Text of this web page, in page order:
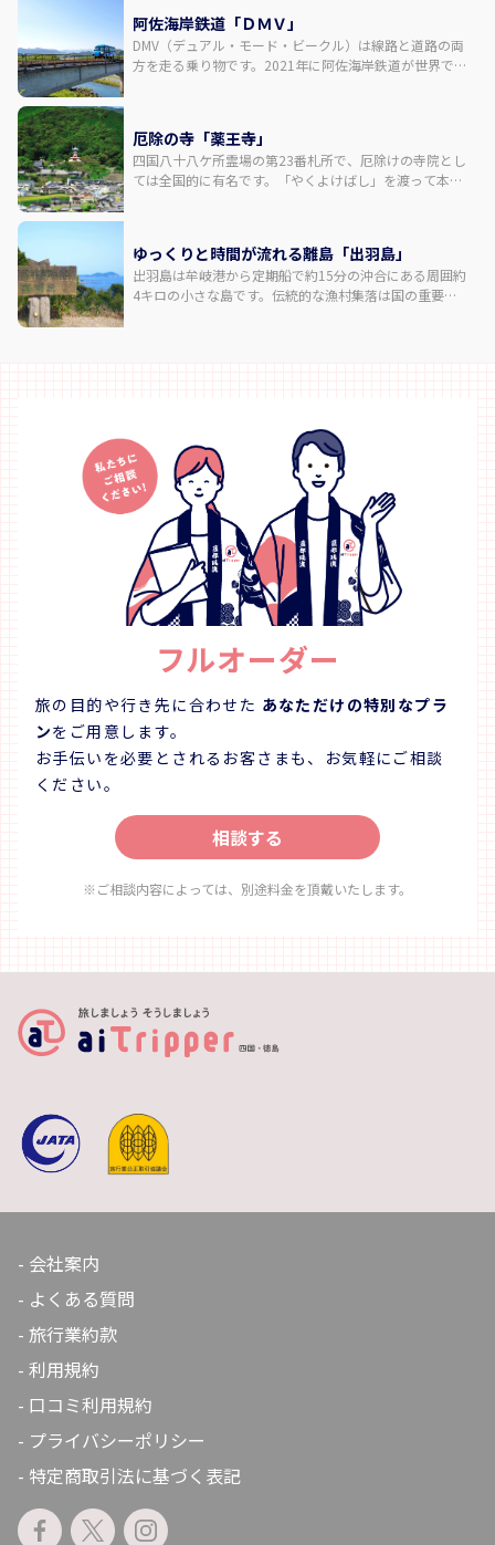
タリングなど、ウミガメに関するさまざまな調査・研究
に取り組んでいます。
阿佐海岸鉄道「ＤＭＶ」
DMV（デュアル・モード・ビークル）は線路と道路の両
方を走る乗り物です。2021年に阿佐海岸鉄道が世界で初
せられています。沿線の観光スポットを巡りながら鉄道
とバスの旅が楽しめます。
厄除の寺「薬王寺」
四国八十八ケ所霊場の第23番札所で、厄除けの寺院とし
ては全国的に有名です。「やくよけばし」を渡って本堂
る61段からなっています。石段の下には「薬師本願経」
の経文が書かれた小石が埋め込まれており、参拝者が1
段ごとにお賽銭をあげながら登る光景が見られます。
ゆっくりと時間が流れる離島「出羽島」
出羽島は牟岐港から定期船で約15分の沖合にある周囲約
4キロの小さな島です。伝統的な漁村集落は国の重要伝
フルオーダー
旅の目的や行き先に合わせた あなただけの特別なプラ
ンをご用意します。
お手伝いを必要とされるお客さまも、お気軽にご相談
ください。
相談する
※ご相談内容によっては、別途料金を頂戴いたします。
会社案内
よくある質問
旅行業約款
利用規約
口コミ利用規約
プライバシーポリシー
特定商取引法に基づく表記